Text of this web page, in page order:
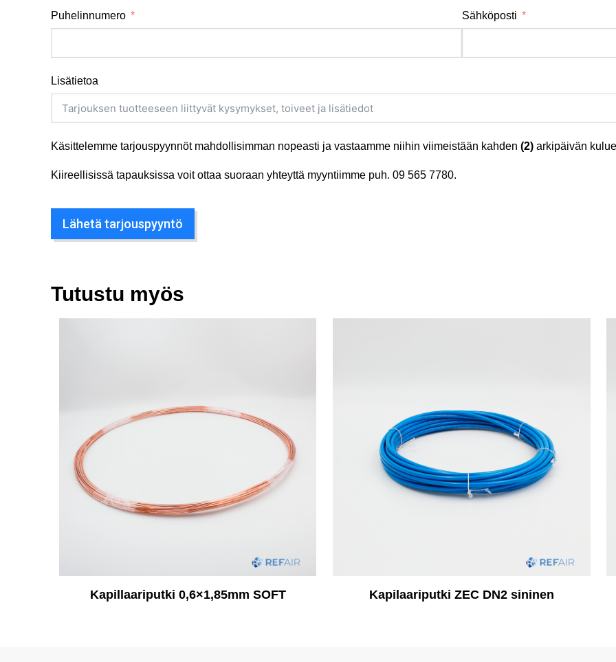
Puhelinnumero Sähköposti
Lisätietoa
Käsittelemme tarjouspyynnöt mahdollisimman nopeasti ja vastaamme niihin viimeistään kahden (2) arkipäivän
Kiireellisissä tapauksissa voit ottaa suoraan yhteyttä myyntiimme puh. 09 565 7780.
Lähetä tarjouspyyntö
Tutustu myös
Kapillaariputki 0,6×1,85mm SOFT Kapilaariputki ZEC DN2 sininen